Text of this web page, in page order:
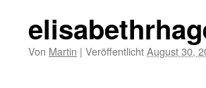
Von Martin | VeröffentlichtAugust 30,